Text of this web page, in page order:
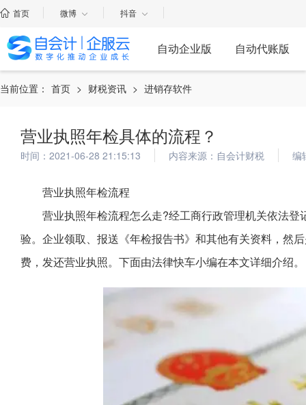
首页 微博 抖音
自动企业版 自动代账版
当前位置： 首页 > 财税资讯 > 进销存软件
营业执照年检具体的流程？
时间：2021-06-28 21:15:13 内容来源：自会计财税 编
营业执照年检流程
营业执照年检流程怎么走?经工商行政管理机关依法
验。企业领取、报送《年检报告书》和其他有关资料，然
费，发还营业执照。下面由法律快车小编在本文详细介绍。